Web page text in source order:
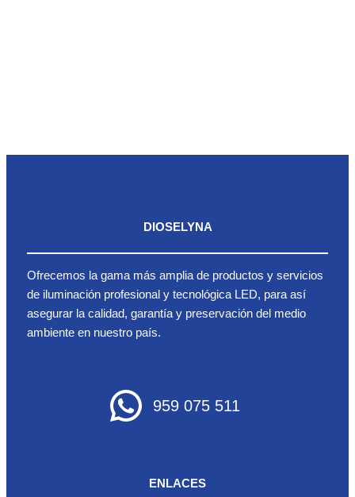
DIOSELYNA
Ofrecemos la gama más amplia de productos y servicios
de iluminación profesional y tecnológica LED, para así
asegurar la calidad, garantía y preservación del medio
ambiente en nuestro país.
959 075 511
ENLACES